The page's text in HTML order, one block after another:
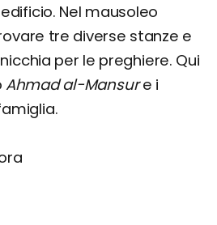
Nel mausoleo
tre diverse stanze e
per le preghiere. Qui
Ahmad al-Mansure i